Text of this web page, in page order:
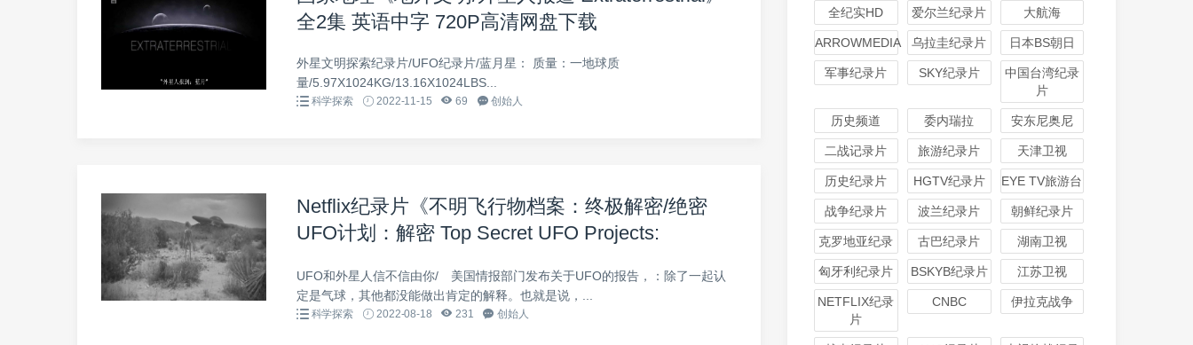
全2集 英语中字 720P高清网盘下载
外星文明探索纪录片/UFO纪录片/蓝月星： 质量：一地球质
量/5.97X1024KG/13.16X1024LBS...
科学探索 2022-11-15 69 创始人
Netflix纪录片《不明飞行物档案：终极解密/绝密
UFO计划：解密 Top Secret UFO Projects:
盘下载
UFO和外星人信不信由你/ 美国情报部门发布关于UFO的报告，：除了一起认
定是气球，其他都没能做出肯定的解释。也就是说，...
科学探索 2022-08-18 231 创始人
全纪实HD 爱尔兰纪录片 大航海
ARROWMEDIA 乌拉圭纪录片 日本BS朝日
军事纪录片 SKY纪录片
中国台湾纪录
片
历史频道 委内瑞拉 安东尼奥尼
二战记录片 旅游纪录片 天津卫视
历史纪录片 HGTV纪录片 EYE TV旅游台
战争纪录片 波兰纪录片 朝鲜纪录片
克罗地亚纪录 古巴纪录片 湖南卫视
匈牙利纪录片 BSKYB纪录片 江苏卫视
NETFLIX纪录
片
CNBC 伊拉克战争